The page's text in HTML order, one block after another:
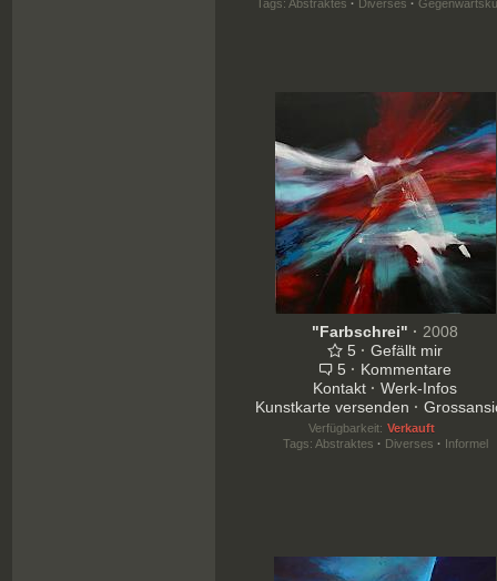
Tags: Abstraktes · Diverses ·
"Farbschrei" · 2008
5 · Gefällt mir
5 · Kommentare
Kontakt · Werk-Infos
Kunstkarte versenden ·
Verfügbarkeit: Verkauft
Tags: Abstraktes · Diverses · Informel